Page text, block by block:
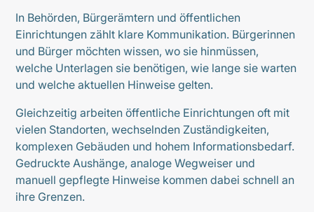
In Behörden, Bürgerämtern und öffentlichen
Einrichtungen zählt klare Kommunikation. Bürgerinnen
und Bürger möchten wissen, wo sie hinmüssen,
welche Unterlagen sie benötigen, wie lange sie warten
und welche aktuellen Hinweise gelten.
Gleichzeitig arbeiten öffentliche Einrichtungen oft mit
vielen Standorten, wechselnden Zuständigkeiten,
komplexen Gebäuden und hohem Informationsbedarf.
Gedruckte Aushänge, analoge Wegweiser und
manuell gepflegte Hinweise kommen dabei schnell an
ihre Grenzen.